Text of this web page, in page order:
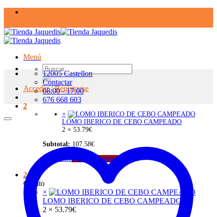
Saltar
contenido
Menú
Buscar
por:
Acceder / Registrarse
2
×
LOMO IBERICO DE CEBO CAMPEADO
2 × 53.79€
Subtotal: 107.58€
Ver carritoFinalizar compra
2
Carrito
×
LOMO IBERICO DE CEBO CAMPEADO
2 × 53.79€
12005 Castellon
Contactar
08:00 - 17:00
676 668 603